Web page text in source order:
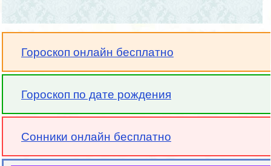
Гороскоп онлайн бесплатно
Гороскоп по дате рождения
Сонники онлайн бесплатно